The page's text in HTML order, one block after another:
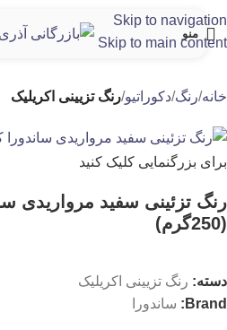
Skip to navigation
Skip to main content
منو
خانه رنگ دکوراتیو رنگ تزیینی اکریلیک
برای بزرگنمایی کلیک کنید
(250گرم)
دسته: رنگ تزیینی اکریلیک
Brand:
ساندورا